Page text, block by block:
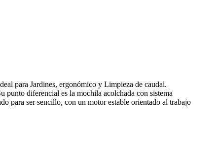
para Jardines, ergonómico y Limpieza de caudal.
punto diferencial es la mochila acolchada con sistema
para ser sencillo, con un motor estable orientado al trabajo